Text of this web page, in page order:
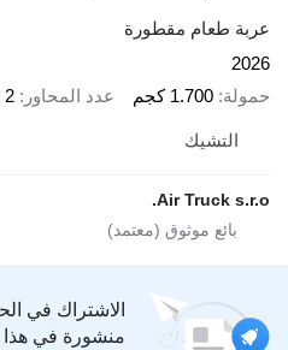
عربة طعام مقطورة
2026
حمولة 1.700 كجم عدد المحاور 2
التشيك
Air Truck s.r.o.
الاشتراك في
منشورة في هذا